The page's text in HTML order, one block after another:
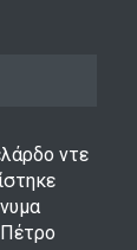
ντε